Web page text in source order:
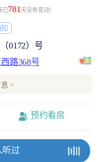
已781天没有变动）
0172）号
路368号
>
预约看房
听过